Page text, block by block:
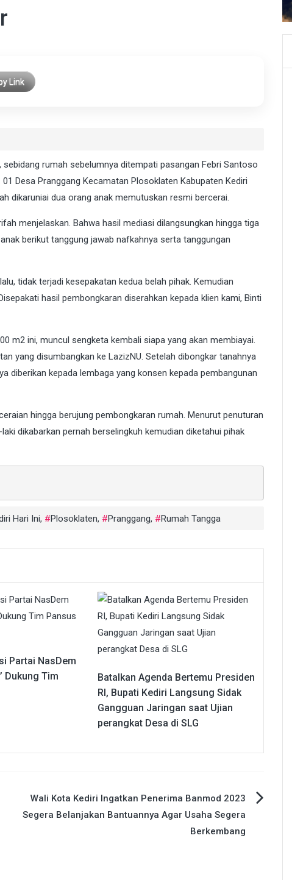
Link
rumah sebelumnya ditempati pasangan Febri Santoso
Desa Pranggang Kecamatan Plosoklaten Kabupaten Kediri
dikaruniai dua orang anak memutuskan resmi bercerai.
menjelaskan. Bahwa hasil mediasi dilangsungkan hingga tiga
berikut tanggung jawab nafkahnya serta tanggungan
tidak terjadi kesepakatan kedua belah pihak. Kemudian
hasil pembongkaran diserahkan kepada klien kami, Binti
m2 ini, muncul sengketa kembali siapa yang akan membiayai.
yang disumbangkan ke LazizNU. Setelah dibongkar tanahnya
diberikan kepada lembaga yang konsen kepada pembangunan
hingga berujung pembongkaran rumah. Menurut penuturan
dikabarkan pernah berselingkuh kemudian diketahui pihak
Hari Ini, Plosoklaten, Pranggang, Rumah Tangga
Partai NasDem
Dukung Tim
Batalkan Agenda Bertemu Presiden
RI, Bupati Kediri Langsung Sidak
Gangguan Jaringan saat Ujian
perangkat Desa di SLG
Wali Kota Kediri Ingatkan Penerima Banmod 2023
Segera Belanjakan Bantuannya Agar Usaha Segera
Berkembang